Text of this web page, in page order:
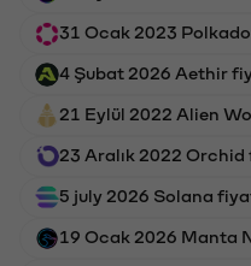
31 Ocak 2023
4 Şubat 2026 Aethir
21 Eylül 2022 Alien
23 Aralık 2022 Orchid
5 july 2026 Solana
19 Ocak 2026 Manta